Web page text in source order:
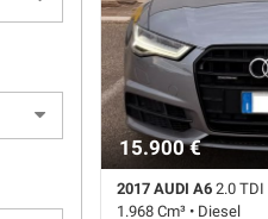
ESP • Fari LED • Fari
Immobilizzatore
Sensori di
Specchietti laterali
Vivavoce
15.900 €
2017 AUDI A6 2.0 TDI
1.968 Cm³ • Diesel